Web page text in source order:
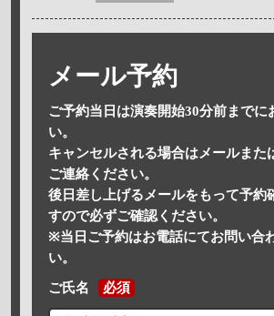
メール予約
ご予約当日は演奏開始30分前までに
い。
キャンセルされる場合はメールまた
ご連絡ください。
後日差し上げるメールをもって予約
すので必ずご確認ください。
※当日ご予約はお電話にてお問い合
い。
ご氏名 必須